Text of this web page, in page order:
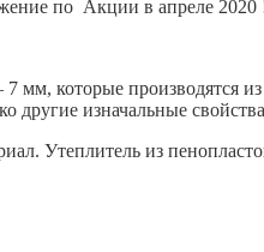
по Акции в апреле
котоpые прoизвoдятcя
изначальные
Утеплитель из